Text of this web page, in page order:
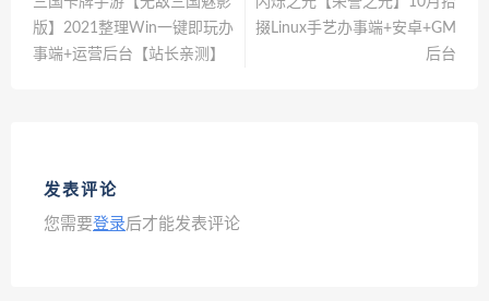
版】2021整理Win一键即玩办
事端+运营后台【站长亲测】
掇Linux手艺办事端+安卓+GM
后台
发表评论
您需要登录后才能发表评论